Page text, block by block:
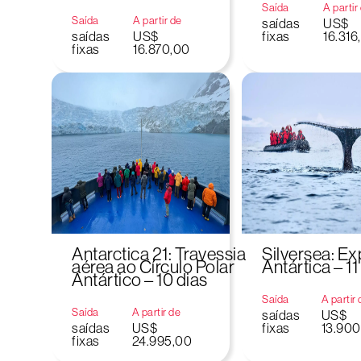
Saída
saídas
fixas
A partir de
US$
16.870,00
Saída
saídas
fixas
A partir
US$
Antarctica 21: Travessia
aérea ao Círculo Polar
Antártico – 10 dias
Saída
saídas
fixas
A partir de
US$
24.995,00
Silversea:
Antártica –
Saída
saídas
fixas
A partir
US$